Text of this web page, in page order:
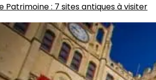
Patrimoine: 7 sites antiques à visiter